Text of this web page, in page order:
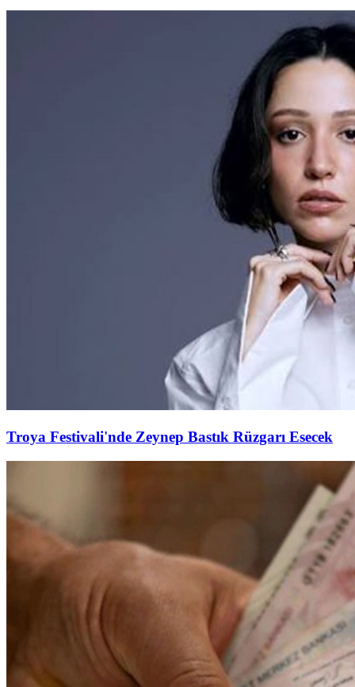
Troya Festivali'nde Zeynep Bastık Rüzgarı Esecek